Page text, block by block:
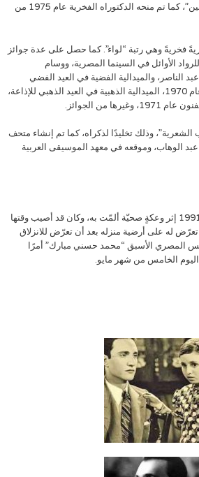
قبل “جمعية المؤلفين والملحنين”، كما تم منحه الدكتوراه الفخرية عام 1975 من
فخريةً وهي رتبة “لواء”. كما حصل على عدة جوائز
الأوائل في السينما المصرية، ووسام
الناصر، والميدالية الفضية في العيد الفضي
للتيلفزيون، وسام الاستقلال عام 1970، الميدالية الذهبية في العيد الذهبي للإذاعة،
من الجوائز.
وذلك تخليدًا لذكراه، كما تم إنشاء متحف
الوهاب، وموقعه في معهد الموسيقى العربية
توفي عبد الوهاب في 4 مايو 1991 إثر وعكةٍ صحيّة ألمّت به، وكان قد أصيب وقتها
له على أرضية منزله بعد أن تعرّض للانزلاق
المصري الأسبق “محمد حسني مبارك” أمرًا
الخامس من شهر مايو.